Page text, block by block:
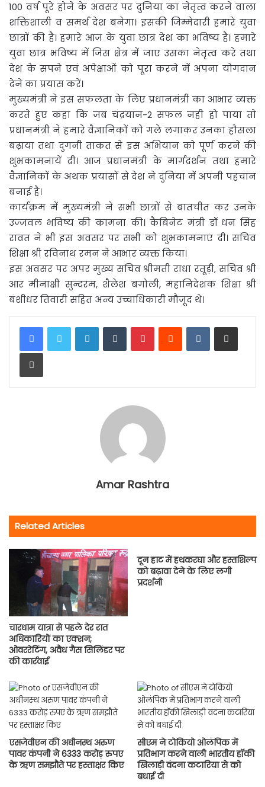
100 वर्ष पूरे होने के अवसर पर दुनिया का नेतृत्व करने वाला
शक्तिशाली व समर्थ देश बनेगा। इसकी जिम्मेदारी हमारे युवा
छात्रों की है। हमारे आज के युवा छात्र देश का भविष्य है। हमारे
युवा छात्र भविष्य में जिस क्षेत्र में जाए उसका नेतृत्व करे तथा
देश के सपने एवं अपेक्षाओं को पूरा करने में अपना योगदान
देने का प्रयास करें।
मुख्यमंत्री ने इस सफलता के लिए प्रधानमंत्री का आभार व्यक्त
करते हुए कहा कि जब चंद्रयान-2 सफल नही हो पाया तो
प्रधानमंत्री ने हमारे वैज्ञानिकों को गले लगाकर उनका हौसला
बढ़ाया तथा दुगनी ताकत से इस अभियान को पूर्ण करने की
शुभकामनायें दी। आज प्रधानमंत्री के मार्गदर्शन तथा हमारे
वैज्ञानिकों के अथक प्रयासों से देश ने दुनिया में अपनी पहचान
बनाई है।
कार्यक्रम में मुख्यमंत्री ने सभी छात्रों से बातचीत कर उनके
उज्जवल भविष्य की कामना की। कैबिनेट मंत्री डॉ धन सिंह
रावत ने भी इस अवसर पर सभी को शुभकामनाएं दी। सचिव
शिक्षा श्री रविनाथ रमन ने आभार व्यक्त किया।
इस अवसर पर अपर मुख्य सचिव श्रीमती राधा रतूड़ी, सचिव श्री
आर मीनाक्षी सुन्दरम, शैलेश बगोली, महानिदेशक शिक्षा श्री
बंशीधर तिवारी सहित अन्य उच्चाधिकारी मौजूद थे।
LinkedInTumblrPinterestReddit VKontakteShare via Email
Print
Amar Rashtra
Related Articles
चारधाम यात्रा से पहले देर रात
अधिकारियों का एक्शन;
ओवररेटिंग, अवैध गैस सिलिंडर पर
की कार्रवाई
दून हाट में हथकरघा और हस्तशिल्प
को बढ़ावा देने के लिए लगी
प्रदर्शनी
एसजेवीएन की अधीनस्‍थ अरुण
पावर कंपनी ने 6333 करोड़ रुपए
के ऋण समझौते पर हस्ताक्षर किए
सीएम ने टोकियो ओलंपिक में
प्रतिभाग करने वाली भारतीय हॉकी
खिलाड़ी वंदना कटारिया से को
बधाई दी